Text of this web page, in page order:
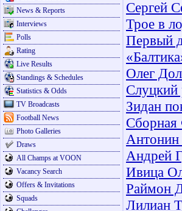
News & Reports
Interviews
Polls
Rating
Live Results
Standings & Schedules
Statistics & Odds
TV Broadcasts
Football News
Photo Galleries
Draws
All Champs at VOON
Vacancy Search
Offers & Invitations
Squads
Сергей
Трое в
Первый
Олег
Слуцкий
Зидан
Антонин
Андрей
Ивица
Раймон
Лилиан